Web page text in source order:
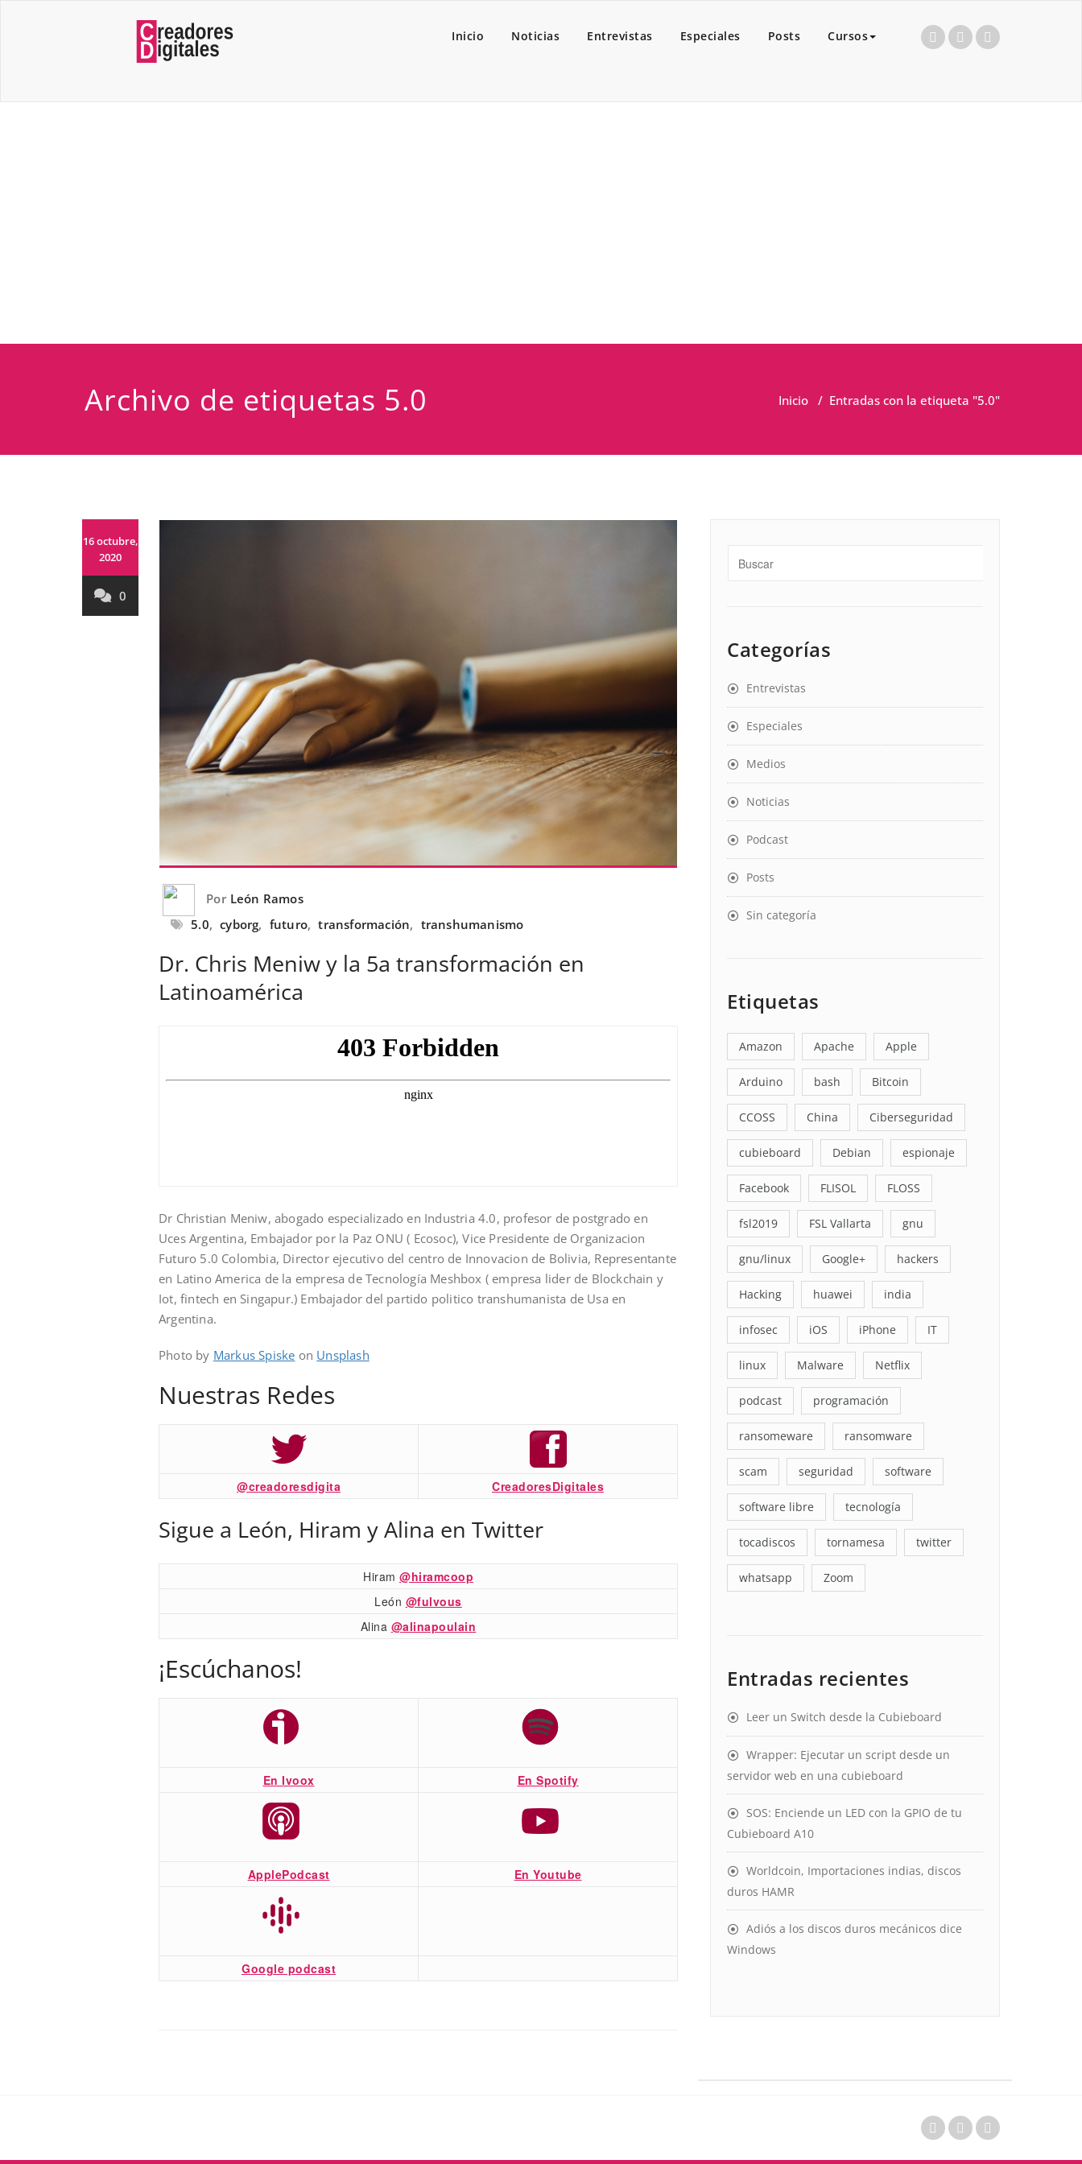
Inicio Noticias Entrevistas Especiales Posts Cursos
Archivo de etiquetas 5.0 Inicio / Entradas con la etiqueta "5.0"
16 octubre,
2020
0
Por León Ramos
5.0, cyborg, futuro, transformación, transhumanismo
Dr. Chris Meniw y la 5a transformación en
Latinoamérica
Dr Christian Meniw, abogado especializado en Industria 4.0, profesor de postgrado en
Uces Argentina, Embajador por la Paz ONU ( Ecosoc), Vice Presidente de Organizacion
Futuro 5.0 Colombia, Director ejecutivo del centro de Innovacion de Bolivia, Representante
en Latino America de la empresa de Tecnología Meshbox ( empresa lider de Blockchain y
Iot, fintech en Singapur.) Embajador del partido politico transhumanista de Usa en
Argentina.
Photo by Markus Spiske on Unsplash
Nuestras Redes
@creadoresdigita CreadoresDigitales
Sigue a León, Hiram y Alina en Twitter
Hiram @hiramcoop
León @fulvous
Alina @alinapoulain
¡Escúchanos!
En Ivoox En Spotify
ApplePodcast En Youtube
Google podcast
Categorías
Entrevistas
Especiales
Medios
Noticias
Podcast
Posts
Sin categoría
Etiquetas
Amazon Apache Apple
Arduino bash Bitcoin
CCOSS China Ciberseguridad
cubieboard Debian espionaje
Facebook FLISOL FLOSS
fsl2019 FSL Vallarta gnu
gnu/linux Google+ hackers
Hacking huawei india
infosec iOS iPhone IT
linux Malware Netflix
podcast programación
ransomeware ransomware
scam seguridad software
software libre tecnología
tocadiscos tornamesa twitter
whatsapp Zoom
Entradas recientes
Leer un Switch desde la Cubieboard
Wrapper: Ejecutar un script desde un
servidor web en una cubieboard
SOS: Enciende un LED con la GPIO de tu
Cubieboard A10
Worldcoin, Importaciones indias, discos
duros HAMR
Adiós a los discos duros mecánicos dice
Windows